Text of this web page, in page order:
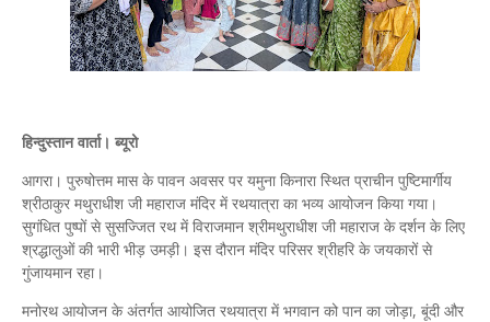
हिन्दुस्तान वार्ता। ब्यूरो
आगरा। पुरुषोत्तम मास के पावन अवसर पर यमुना किनारा स्थित प्राचीन पुष्टिमार्गीय
श्रीठाकुर मथुराधीश जी महाराज मंदिर में रथयात्रा का भव्य आयोजन किया गया।
सुगंधित पुष्पों से सुसज्जित रथ में विराजमान श्रीमथुराधीश जी महाराज के दर्शन के लिए
श्रद्धालुओं की भारी भीड़ उमड़ी। इस दौरान मंदिर परिसर श्रीहरि के जयकारों से
गुंजायमान रहा।
मनोरथ आयोजन के अंतर्गत आयोजित रथयात्रा में भगवान को पान का जोड़ा, बूंदी और